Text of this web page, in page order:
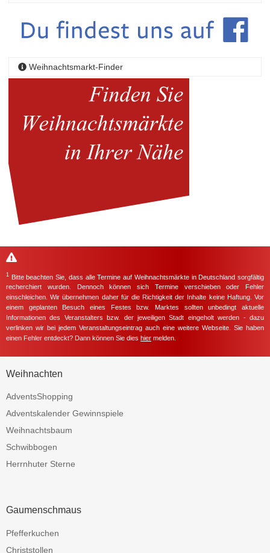
Weihnachtsmarkt-Finder
1
Bitte beachten Sie, dass alle Termine auf Weihnachtsmärkte in Deutschland sorgfältig
recherchiert wurden. Dennoch können sich Termine verschieben oder Fehler
einschleichen. Wir übernehmen daher für die Richtigkeit der Inhalte keine Haftung. Vor
einem geplanten Besuch eines Festes bzw. Marktes sollten unbedingt aktuelle
Informationen des Veranstalters bzw. der jeweiligen Stadt eingeholt werden - dazu
verlinken wir bei jedem Veranstaltungseintrag auch eine weitere Webseite. Sie haben
einen Fehler entdeckt? Dann können Sie dies hier melden.
Weihnachten
AdventsShopping
Adventskalender Gewinnspiele
Weihnachtsbaum
Schwibbogen
Herrnhuter Sterne
Gaumenschmaus
Pfefferkuchen
Christstollen